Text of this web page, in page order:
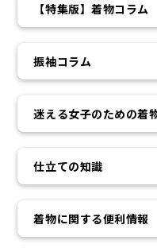
【特集版】着物コラム
振袖コラム
迷える女子のための着
仕立ての知識
着物に関する便利情報